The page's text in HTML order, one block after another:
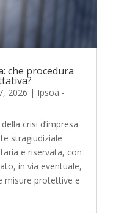
che procedura
2026 | Ipsoa -
crisi d’impresa
stragiudiziale
e riservata, con
in via eventuale,
misure protettive e